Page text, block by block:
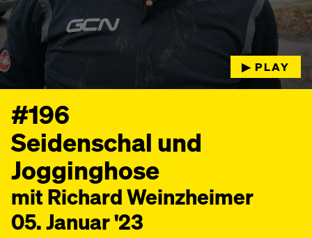
▶︎ PLAY
#196
Seidenschal und
Jogginghose
mit Richard Weinzheimer
05. Januar '23